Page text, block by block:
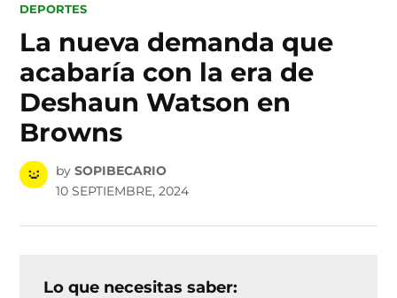
POSTED
DEPORTES
La nueva demanda que
acabaría con la era de
Deshaun Watson en
Browns
by SOPIBECARIO
10 SEPTIEMBRE, 2024
Lo que necesitas saber: